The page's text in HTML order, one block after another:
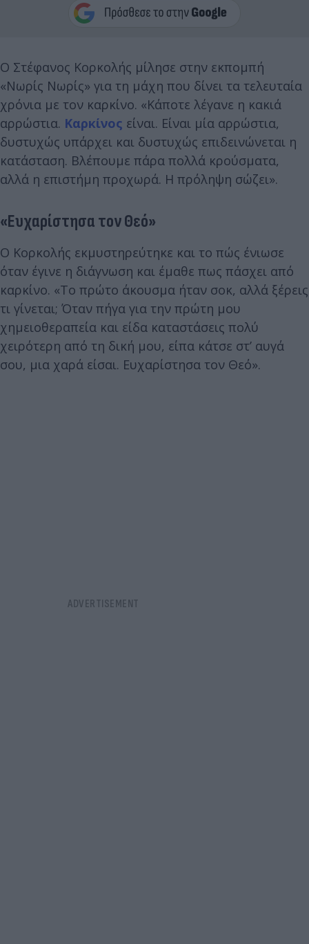
Ο Στέφανος Κορκολής μίλησε στην εκπομπή
«Νωρίς Νωρίς» για τη μάχη που δίνει τα τελευταία
χρόνια με τον καρκίνο. «Κάποτε λέγανε η κακιά
αρρώστια. Καρκίνος είναι. Είναι μία αρρώστια,
δυστυχώς υπάρχει και δυστυχώς επιδεινώνεται η
κατάσταση. Βλέπουμε πάρα πολλά κρούσματα,
αλλά η επιστήμη προχωρά. Η πρόληψη σώζει».
«Ευχαρίστησα τον Θεό»
Ο Κορκολής εκμυστηρεύτηκε και το πώς ένιωσε
όταν έγινε η διάγνωση και έμαθε πως πάσχει από
καρκίνο. «Το πρώτο άκουσμα ήταν σοκ, αλλά ξέρεις
τι γίνεται; Όταν πήγα για την πρώτη μου
χημειοθεραπεία και είδα καταστάσεις πολύ
χειρότερη από τη δική μου, είπα κάτσε στ’ αυγά
σου, μια χαρά είσαι. Ευχαρίστησα τον Θεό».